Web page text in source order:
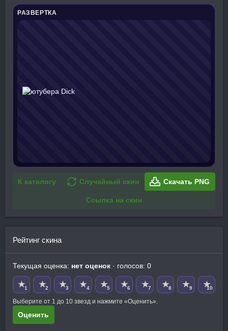
РАЗВЕРТКА
К каталогу Случайный скин Скачать PNG
Ссылка на скин
Рейтинг скина
Текущая оценка: нет оценок · голосов: 0
★1 ★2 ★3 ★4 ★5 ★6 ★7 ★8 ★9 ★10
Выберите от 1 до 10 звезд и нажмите «Оценить».
Оценить